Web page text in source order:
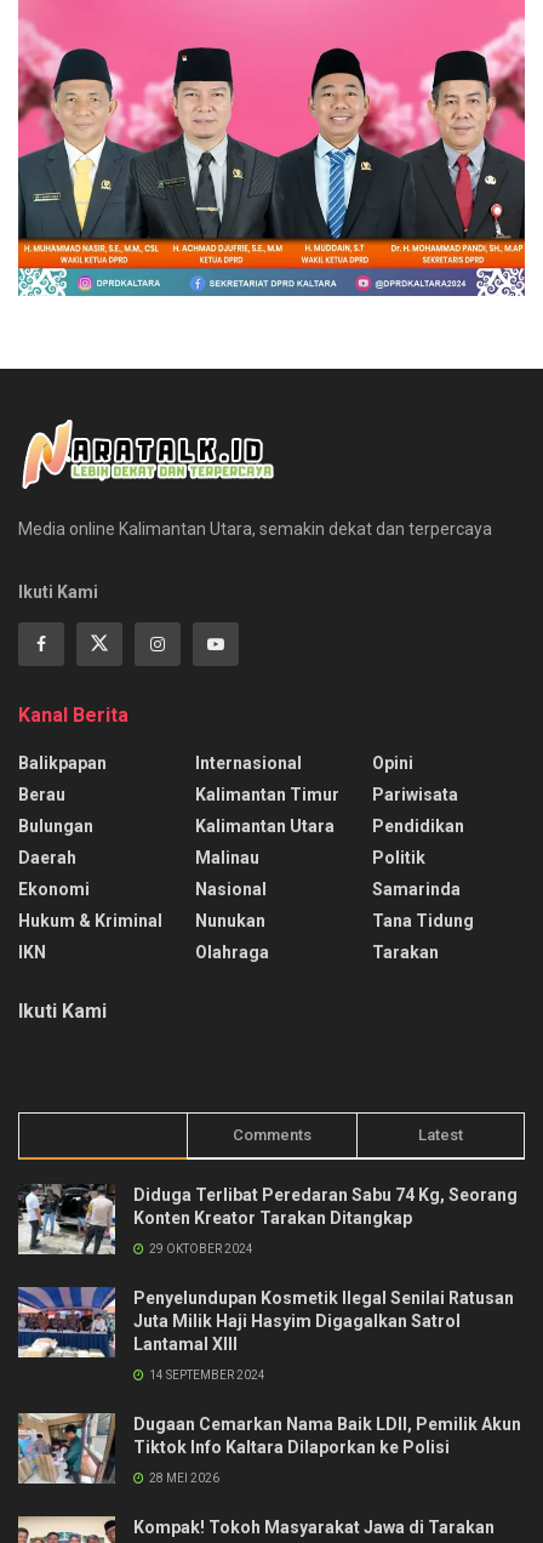
Media online Kalimantan Utara, semakin dekat dan terpercaya
Ikuti Kami
Kanal Berita
Balikpapan
Berau
Bulungan
Daerah
Ekonomi
Hukum & Kriminal
IKN
Internasional
Kalimantan Timur
Kalimantan Utara
Malinau
Nasional
Nunukan
Olahraga
Opini
Pariwisata
Pendidikan
Politik
Samarinda
Tana Tidung
Tarakan
Ikuti Kami
Comments Latest
Diduga Terlibat Peredaran Sabu 74 Kg, Seorang
Konten Kreator Tarakan Ditangkap
29 OKTOBER 2024
Penyelundupan Kosmetik Ilegal Senilai Ratusan
Juta Milik Haji Hasyim Digagalkan Satrol
Lantamal XIII
14 SEPTEMBER 2024
Dugaan Cemarkan Nama Baik LDII, Pemilik Akun
Tiktok Info Kaltara Dilaporkan ke Polisi
28 MEI 2026
Kompak! Tokoh Masyarakat Jawa di Tarakan